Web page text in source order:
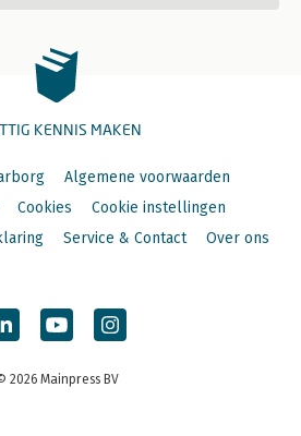
KENNIS MAKEN
Algemene voorwaarden
Cookies
Cookie instellingen
Service & Contact Over ons
2026 Mainpress BV